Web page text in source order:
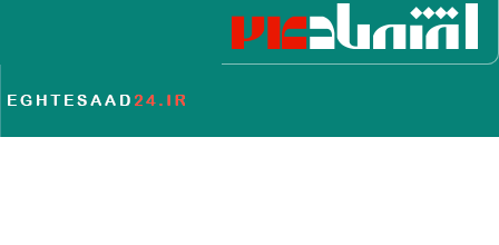
این بار نتانیاهو را از پای در می‌آورند؟
آلت‌کوین‌ها در دوئل صعود و سقوط/ سولانا سبزپوش شد، شیبا و گرام زیر
فیلم/ تفحص اهالی میناب برای یافتن پیکر شهدای مدرسه شجره طیبه
عکس زیرخاکی از محبوبترین محله تهران ۵۰ سال